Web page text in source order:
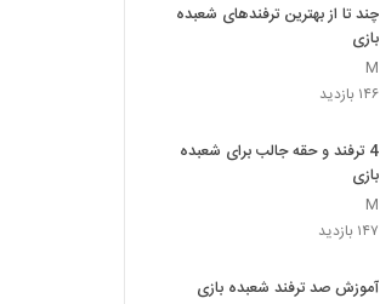
چند تا از بهترین ترفندهای شعبده
بازی
M
۱۴۶ بازدید
4 ترفند و حقه جالب برای شعبده
بازی
M
۱۴۷ بازدید
آموزش صد ترفند شعبده بازی